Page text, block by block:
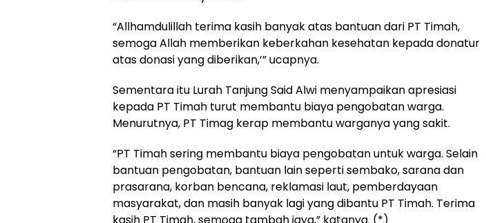
“Allhamdulillah terima kasih banyak atas bantuan dari PT Timah,
semoga Allah memberikan keberkahan kesehatan kepada donatur
atas donasi yang diberikan,’” ucapnya.
Sementara itu Lurah Tanjung Said Alwi menyampaikan apresiasi
kepada PT Timah turut membantu biaya pengobatan warga.
Menurutnya, PT Timag kerap membantu warganya yang sakit.
“PT Timah sering membantu biaya pengobatan untuk warga. Selain
bantuan pengobatan, bantuan lain seperti sembako, sarana dan
prasarana, korban bencana, reklamasi laut, pemberdayaan
masyarakat, dan masih banyak lagi yang dibantu PT Timah. Terima